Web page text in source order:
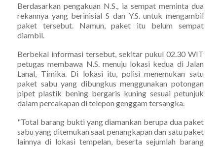
Berdasarkan pengakuan N.S., ia sempat meminta dua
rekannya yang berinisial S dan Y.S. untuk mengambil
paket tersebut. Namun, paket itu belum sempat
diambil.
Berbekal informasi tersebut, sekitar pukul 02.30 WIT
petugas membawa N.S. menuju lokasi kedua di Jalan
Lanal, Timika. Di lokasi itu, polisi menemukan satu
paket sabu yang dibungkus menggunakan potongan
pipet plastik bening bergaris kuning sesuai petunjuk
dalam percakapan di telepon genggam tersangka.
"Total barang bukti yang diamankan berupa dua paket
sabu yang ditemukan saat penangkapan dan satu paket
lainnya di lokasi tempelan, beserta sejumlah barang